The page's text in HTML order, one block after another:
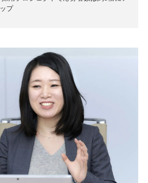
ップ